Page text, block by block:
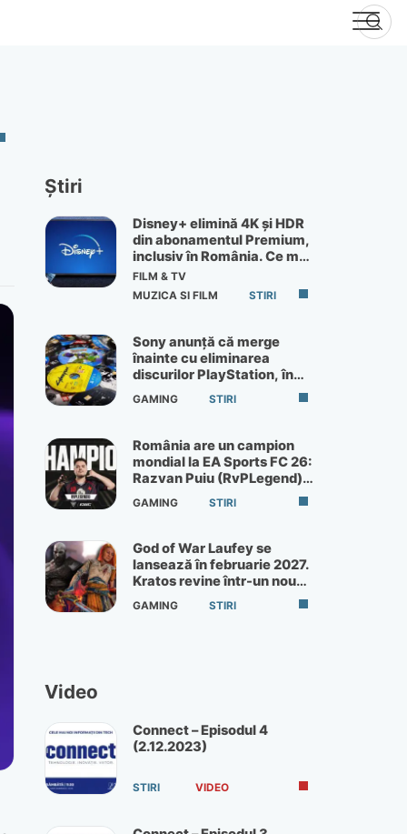
Știri
Disney+ elimină 4K și HDR
din abonamentul Premium,
inclusiv în România. Ce mai
primești de 60 lei pe lună
FILM & TV
MUZICA SI FILM
STIRI
Sony anunță că merge
înainte cu eliminarea
discurilor PlayStation, în
ciuda protestelor
GAMING STIRI
România are un campion
mondial la EA Sports FC 26:
Razvan Puiu (RvPLegend)
câștigă turneul de la Paris
GAMING STIRI
God of War Laufey se
lansează în februarie 2027.
Kratos revine într-un nou
God of War
GAMING STIRI
Video
Connect – Episodul 4
(2.12.2023)
STIRI VIDEO